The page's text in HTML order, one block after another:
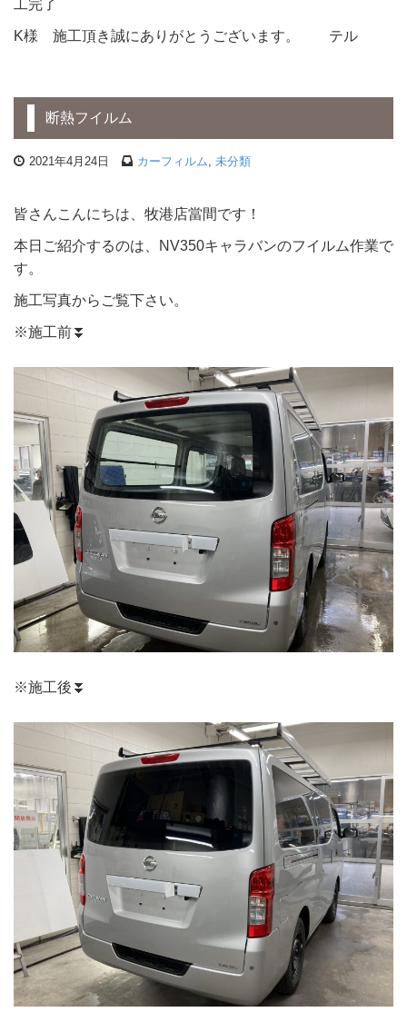
工完了
K様 施工頂き誠にありがとうございます。 テル
断熱フイルム
2021年4月24日 カーフィルム, 未分類
皆さんこんにちは、牧港店當間です！
本日ご紹介するのは、NV350キャラバンのフイルム作業で
す。
施工写真からご覧下さい。
※施工前⏬
※施工後⏬